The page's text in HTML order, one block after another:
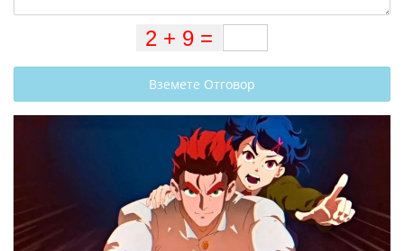
Вземете Отговор